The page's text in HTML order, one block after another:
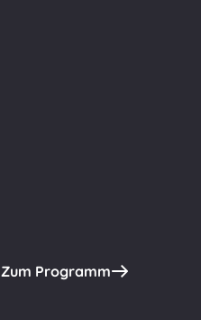
Zum Programm